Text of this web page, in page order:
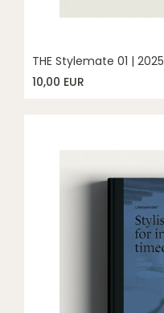
THE Stylemate 01 | 2025
10,00 EUR